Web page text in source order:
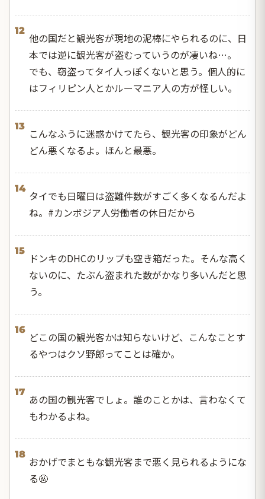
12
他の国だと観光客が現地の泥棒にやられるのに、日
本では逆に観光客が盗むっていうのが凄いね…。
でも、窃盗ってタイ人っぽくないと思う。個人的に
はフィリピン人とかルーマニア人の方が怪しい。
13
こんなふうに迷惑かけてたら、観光客の印象がどん
どん悪くなるよ。ほんと最悪。
14
タイでも日曜日は盗難件数がすごく多くなるんだよ
ね。#カンボジア人労働者の休日だから
15
ドンキのDHCのリップも空き箱だった。そんな高く
ないのに、たぶん盗まれた数がかなり多いんだと思
う。
16
どこの国の観光客かは知らないけど、こんなことす
るやつはクソ野郎ってことは確か。
17
あの国の観光客でしょ。誰のことかは、言わなくて
もわかるよね。
18
おかげでまともな観光客まで悪く見られるようにな
る🤬